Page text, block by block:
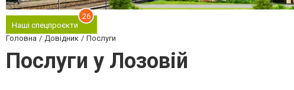
Наші спецпроєкти
26
Головна Довідник Послуги
Послуги у Лозовій